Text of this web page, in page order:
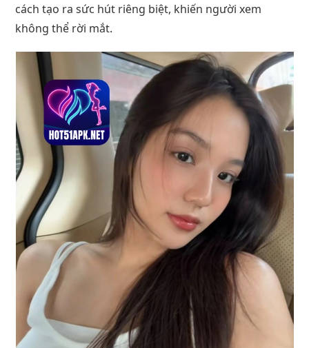
cách tạo ra sức hút riêng biệt, khiến người xem
không thể rời mắt.